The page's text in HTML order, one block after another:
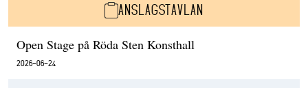
ANSLAGSTAVLAN
Open Stage på Röda Sten Konsthall
2026-06-24